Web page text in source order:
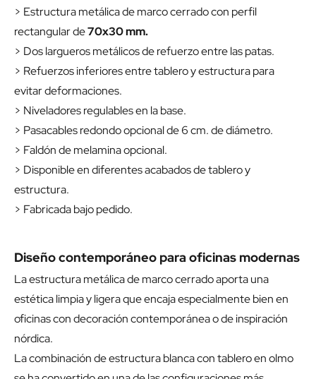
> Estructura metálica de marco cerrado con perfil
rectangular de70x30 mm.
> Dos largueros metálicos de refuerzo entre las patas.
> Refuerzos inferiores entre tablero y estructura para
evitar deformaciones.
> Niveladores regulables en la base.
> Pasacables redondo opcional de 6 cm. de diámetro.
> Faldón de melamina opcional.
> Disponible en diferentes acabados de tablero y
estructura.
> Fabricada bajo pedido.
Diseño contemporáneo para oficinas modernas
La estructura metálica de marco cerrado aporta una
estética limpia y ligera que encaja especialmente bien en
oficinas con decoración contemporánea o de inspiración
nórdica.
La combinación de estructura blanca con tablero en olmo